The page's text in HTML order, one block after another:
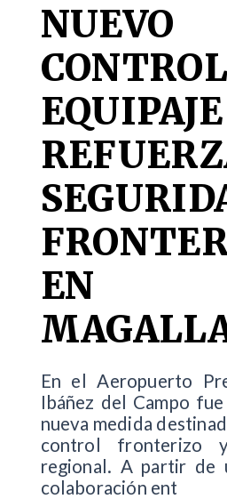
NUEVO
EQUIPAJE
EN
En el Aeropuerto
Ibáñez del Campo
nueva medida
control fronterizo
regional. A partir de
colaboración ent